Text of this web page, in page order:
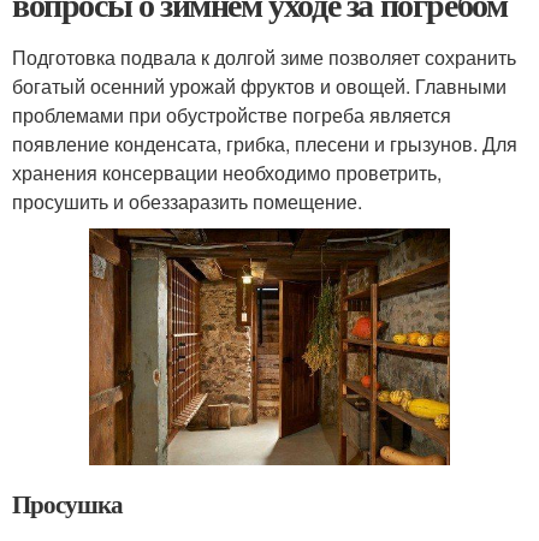
Подготовка подвала к долгой зиме позволяет сохранить
богатый осенний урожай фруктов и овощей. Главными
проблемами при обустройстве погреба является
появление конденсата, грибка, плесени и грызунов. Для
хранения консервации необходимо проветрить,
просушить и обеззаразить помещение.
Просушка